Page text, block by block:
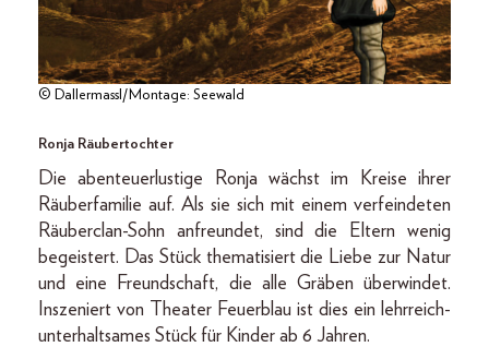
© Dallermassl/Montage: Seewald
Ronja Räubertochter
Die abenteuerlustige Ronja wächst im Kreise ihrer
Räuberfamilie auf. Als sie sich mit einem verfeindeten
Räuberclan-Sohn anfreundet, sind die Eltern wenig
begeistert. Das Stück thematisiert die Liebe zur Natur
und eine Freundschaft, die alle Gräben überwindet.
Inszeniert von Theater Feuerblau ist dies ein lehrreich-
unterhaltsames Stück für Kinder ab 6 Jahren.